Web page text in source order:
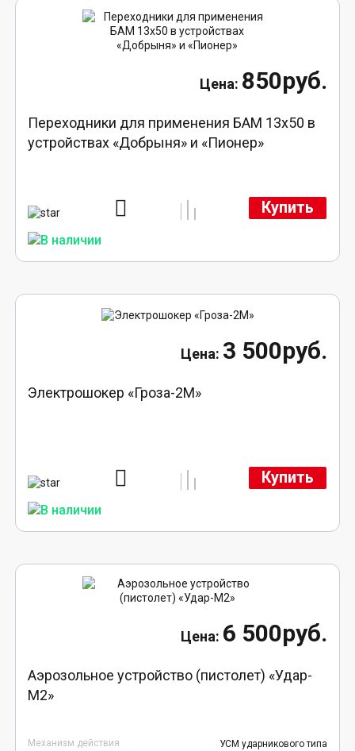
850руб.
Переходники для применения БАМ 13x50 в
устройствах «Добрыня» и «Пионер»
Купить
3 500руб.
Электрошокер «Гроза-2М»
Купить
6 500руб.
Аэрозольное устройство (пистолет) «Удар-
М2»
Механизм действия
УСМ ударникового типа